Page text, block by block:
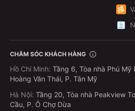
CHĂM SÓC KHÁCH HÀNG
Hồ Chí Minh: Tầng 6, Tòa nhà Phú
Hoàng Văn Thái, P. Tân Mỹ
Hà Nội: Tầng 20, Tòa nhà Peakview
Cầu, P. Ô Chợ Dừa